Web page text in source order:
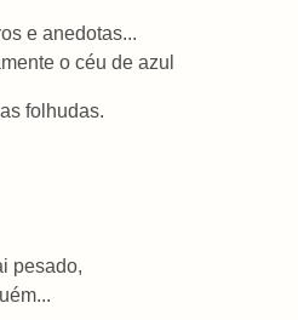
e anedotas...
o céu de azul
folhudas.
pesado,